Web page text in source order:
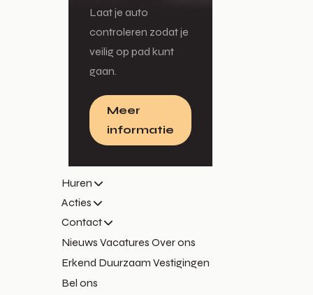
Laat je auto
controleren zodat je
veilig op pad kunt
gaan.
Meer
informatie
Huren
Acties
Contact
Nieuws Vacatures Over ons
Erkend Duurzaam Vestigingen
Bel ons